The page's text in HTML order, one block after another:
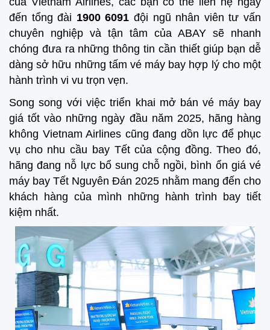
đến tổng đài 1900 6091 đội ngũ nhân viên tư vấn
chuyên nghiệp và tận tâm của ABAY sẽ nhanh
chóng đưa ra những thông tin cần thiết giúp bạn dễ
dàng sở hữu những tấm vé máy bay hợp lý cho một
hành trình vi vu trọn vẹn.
Song song với việc triển khai mở bán vé máy bay
giá tốt vào những ngày đầu năm 2025, hãng hàng
không Vietnam Airlines cũng đang dồn lực để phục
vụ cho nhu cầu bay Tết của cộng đồng. Theo đó,
hãng đang nỗ lực bổ sung chỗ ngồi, bình ổn giá vé
máy bay Tết Nguyên Đán 2025 nhằm mang đến cho
khách hàng của mình những hành trình bay tiết
kiệm nhất.